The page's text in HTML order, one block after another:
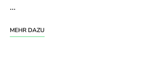
…
MEHR DAZU